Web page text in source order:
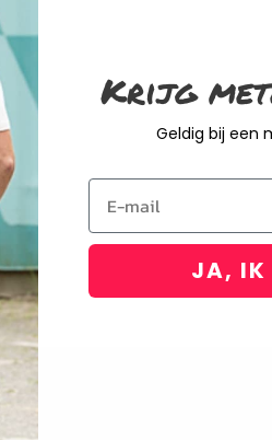
Krijg
Geldig bij een
Email
JA, IK